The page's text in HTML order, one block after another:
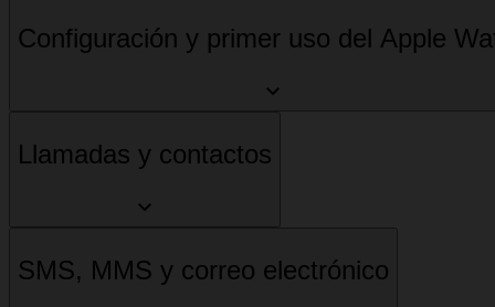
Configuración y primer uso del Apple
Llamadas y contactos
SMS, MMS y correo electrónico